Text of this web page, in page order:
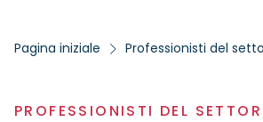
Pagina iniziale Professionisti del
PROFESSIONISTI DEL